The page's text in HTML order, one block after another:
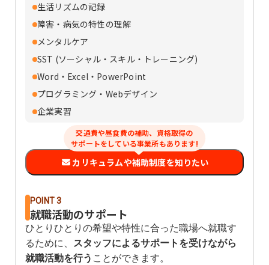
生活リズムの記録
障害・病気の特性の理解
メンタルケア
SST (ソーシャル・スキル・トレーニング)
Word・Excel・PowerPoint
プログラミング・Webデザイン
企業実習
交通費や昼食費の補助、資格取得の
サポートをしている事業所もあります!
カリキュラムや補助制度を知りたい
POINT 3
就職活動のサポート
ひとりひとりの希望や特性に合った職場へ就職す
るために、 スタッフによるサポートを受けながら
就職活動を行う ことができます。